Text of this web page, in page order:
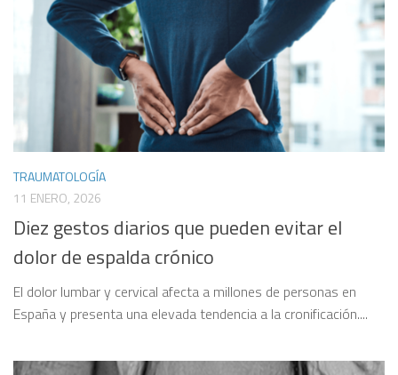
TRAUMATOLOGÍA
11 ENERO, 2026
Diez gestos diarios que pueden evitar el
dolor de espalda crónico
El dolor lumbar y cervical afecta a millones de personas en
España y presenta una elevada tendencia a la cronificación....